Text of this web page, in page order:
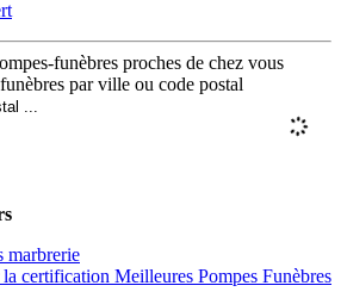
funèbres proches de chez vous
par ville ou code postal
marbrerie
certification Meilleures Pompes Funèbres